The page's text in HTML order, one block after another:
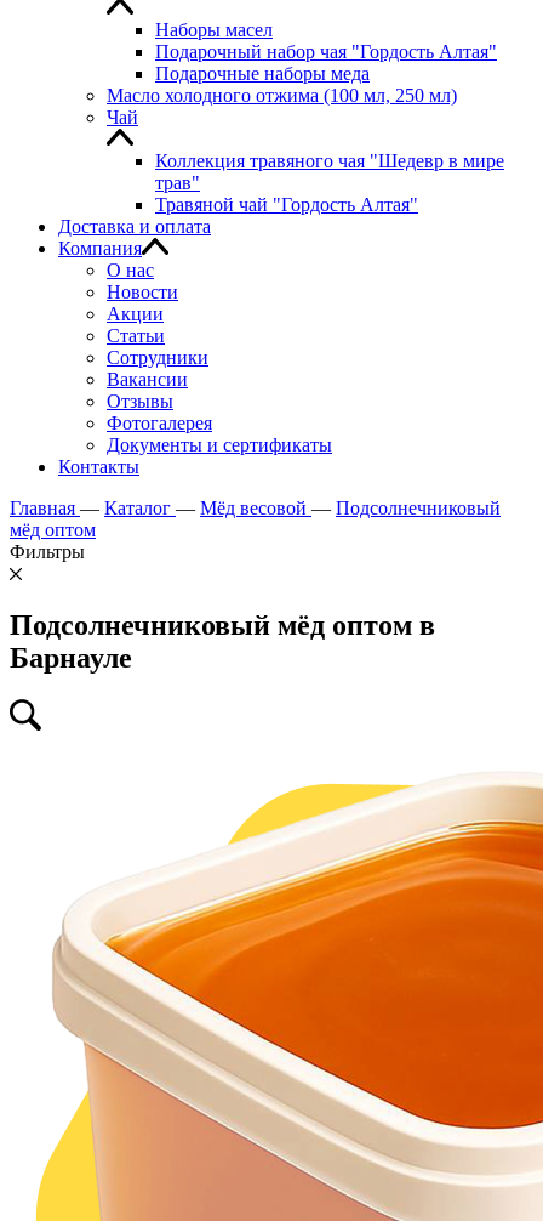
Наборы масел
Подарочный набор чая "Гордость Алтая"
Подарочные наборы меда
Масло холодного отжима (100 мл, 250 мл)
Чай
Коллекция травяного чая "Шедевр в мире
трав"
Травяной чай "Гордость Алтая"
Доставка и оплата
Компания
О нас
Новости
Акции
Статьи
Сотрудники
Вакансии
Отзывы
Фотогалерея
Документы и сертификаты
Контакты
Главная — Каталог — Мёд весовой — Подсолнечниковый
мёд оптом
Фильтры
Подсолнечниковый мёд оптом в
Барнауле